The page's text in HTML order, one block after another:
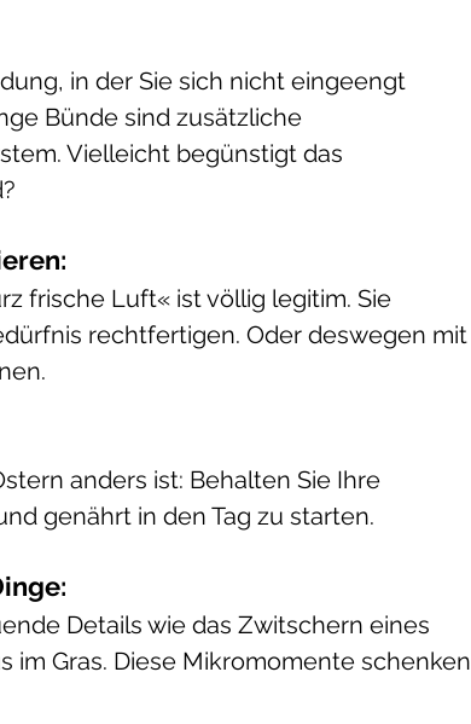
in der Sie sich nicht eingeengt
Bünde sind zusätzliche
Vielleicht begünstigt das
frische Luft« ist völlig legitim. Sie
rechtfertigen. Oder deswegen mit
anders ist: Behalten Sie Ihre
genährt in den Tag zu starten.
Details wie das Zwitschern eines
im Gras. Diese Mikromomente schenken